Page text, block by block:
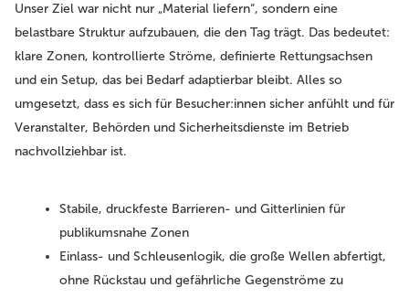
Unser Ziel war nicht nur „Material liefern“, sondern eine
belastbare Struktur aufzubauen, die den Tag trägt. Das bedeutet:
klare Zonen, kontrollierte Ströme, definierte Rettungsachsen
und ein Setup, das bei Bedarf adaptierbar bleibt. Alles so
umgesetzt, dass es sich für Besucher:innen sicher anfühlt und für
Veranstalter, Behörden und Sicherheitsdienste im Betrieb
nachvollziehbar ist.
Stabile, druckfeste Barrieren- und Gitterlinien für
publikumsnahe Zonen
Einlass- und Schleusenlogik, die große Wellen abfertigt,
ohne Rückstau und gefährliche Gegenströme zu